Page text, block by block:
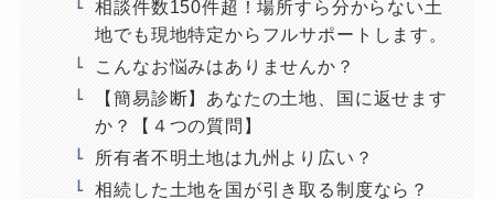
相談件数150件超！場所すら分からない土
地でも現地特定からフルサポートします。
こんなお悩みはありませんか？
【簡易診断】あなたの土地、国に返せます
か？【４つの質問】
所有者不明土地は九州より広い？
相続した土地を国が引き取る制度なら？